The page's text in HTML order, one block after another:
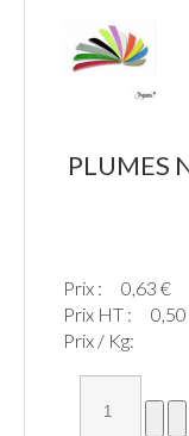
PLUMES
Prix :
0,63 €
Prix HT :
Prix / Kg: